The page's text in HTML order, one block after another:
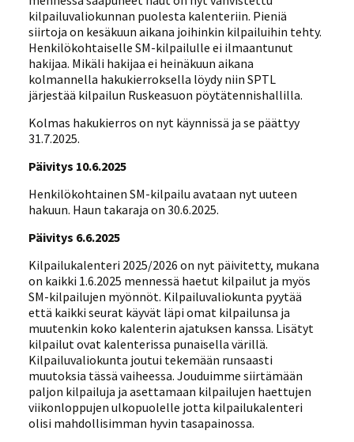
kilpailuvaliokunnan puolesta kalenteriin. Pieniä
siirtoja on kesäkuun aikana joihinkin kilpailuihin tehty.
Henkilökohtaiselle SM-kilpailulle ei ilmaantunut
hakijaa. Mikäli hakijaa ei heinäkuun aikana
kolmannella hakukierroksella löydy niin SPTL
järjestää kilpailun Ruskeasuon pöytätennishallilla.
Kolmas hakukierros on nyt käynnissä ja se päättyy
31.7.2025.
Päivitys 10.6.2025
Henkilökohtainen SM-kilpailu avataan nyt uuteen
hakuun. Haun takaraja on 30.6.2025.
Päivitys 6.6.2025
Kilpailukalenteri 2025/2026 on nyt päivitetty, mukana
on kaikki 1.6.2025 mennessä haetut kilpailut ja myös
SM-kilpailujen myönnöt. Kilpailuvaliokunta pyytää
että kaikki seurat käyvät läpi omat kilpailunsa ja
muutenkin koko kalenterin ajatuksen kanssa. Lisätyt
kilpailut ovat kalenterissa punaisella värillä.
Kilpailuvaliokunta joutui tekemään runsaasti
muutoksia tässä vaiheessa. Jouduimme siirtämään
paljon kilpailuja ja asettamaan kilpailujen haettujen
viikonloppujen ulkopuolelle jotta kilpailukalenteri
olisi mahdollisimman hyvin tasapainossa.